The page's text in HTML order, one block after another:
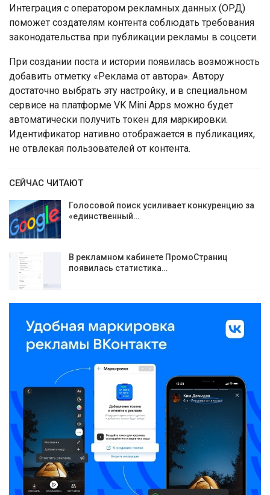
Интеграция с оператором рекламных данных (ОРД)
поможет создателям контента соблюдать требования
законодательства при публикации рекламы в соцсети.
При создании поста и истории появилась возможность
добавить отметку «Реклама от автора». Автору
достаточно выбрать эту настройку, и в специальном
сервисе на платформе VK Mini Apps можно будет
автоматически получить токен для маркировки.
Идентификатор нативно отображается в публикациях,
не отвлекая пользователей от контента.
СЕЙЧАС ЧИТАЮТ
Голосовой поиск усиливает конкуренцию за
«единственный…
В рекламном кабинете ПромоСтраниц
появилась статистика…